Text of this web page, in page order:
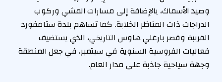
وصيد الأسماك، بالإضافة إلى مسارات المشي وركوب
الدراجات ذات المناظر الخلابة. كما تساهم بلدة ستامفورد
القريبة وقصر بارغلي هاوس التاريخي، الذي يستضيف
فعاليات الفروسية السنوية في سبتمبر، في جعل المنطقة
وجهة سياحية جاذبة على مدار العام.